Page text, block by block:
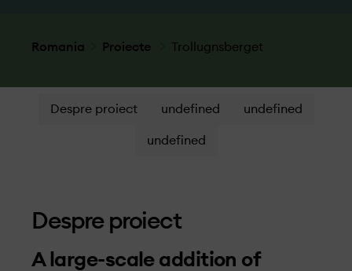
Romania Proiecte Trollugnsberget
Despre proiect undefined undefined
undefined
Despre proiect
A large-scale addition of